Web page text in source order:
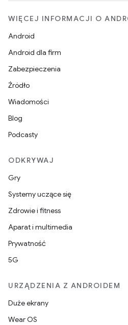
WIĘCEJ INFORMACJI O
Android
Android dla firm
Zabezpieczenia
Źródło
Wiadomości
Blog
Podcasty
ODKRYWAJ
Gry
Systemy uczące się
Zdrowie i fitness
Aparat i multimedia
Prywatność
5G
URZĄDZENIA Z ANDROIDEM
Duże ekrany
Wear OS